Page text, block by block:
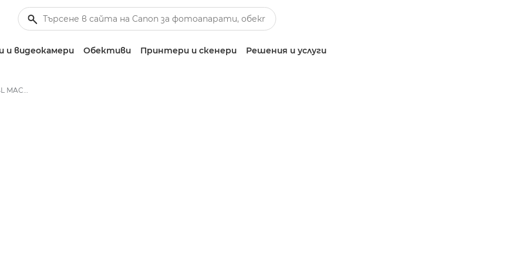
видеокамери Обективи Принтери и скенери Решения и услуги
Canon TS-E 135mm f/4L MACRO - Обективи – обективи за фотоапарати